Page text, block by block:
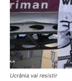
Ucrânia vai resistir